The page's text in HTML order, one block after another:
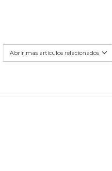
Abrir mas artículos relacionados